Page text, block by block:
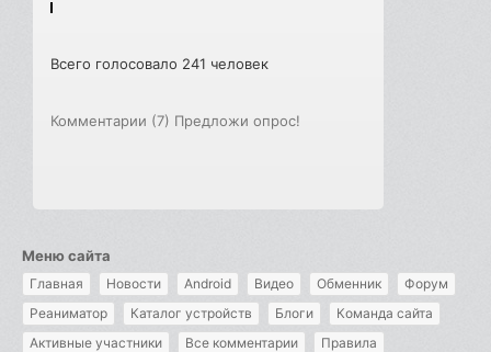
Всего голосовало 241 человек
Комментарии (7) Предложи опрос!
Меню сайта
Главная Новости Android Видео Обменник
Форум
Реаниматор
Каталог устройств Блоги
Команда сайта
Активные участники
Все комментарии Правила